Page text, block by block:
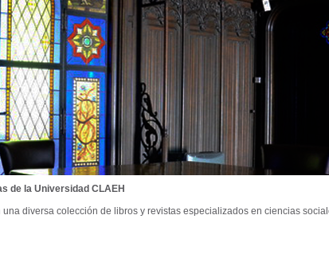
de la Universidad CLAEH
una diversa colección de libros y revistas especializados en ciencias